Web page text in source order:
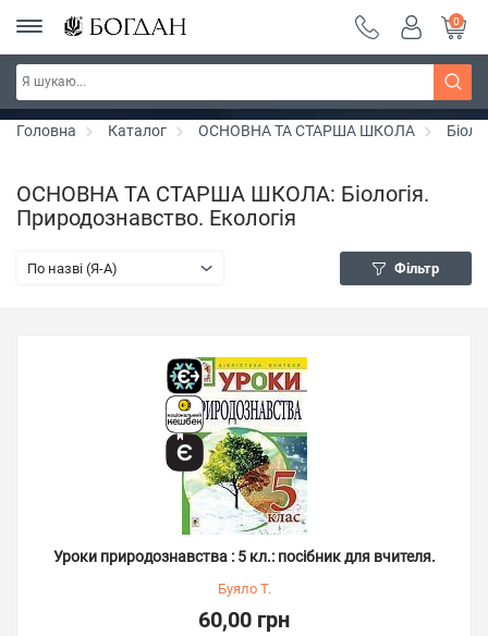
Серія "Чейзіана" ~ знижка 20%
0
Головна Каталог ОСНОВНА ТА СТАРША ШКОЛА
ОСНОВНА ТА СТАРША ШКОЛА: Біологія.
Природознавство. Екологія
По назві (Я-А) Фільтр
Уроки природознавства : 5 кл.: посібник для вчителя.
Буяло Т.
60,00 грн